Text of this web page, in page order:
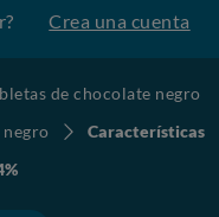
Crea una cuenta
de chocolate negro
negro
Características